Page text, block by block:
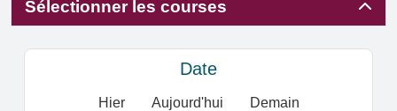
Sélectionner les courses
Date
Hier Aujourd'hui Demain
Réinitialiser